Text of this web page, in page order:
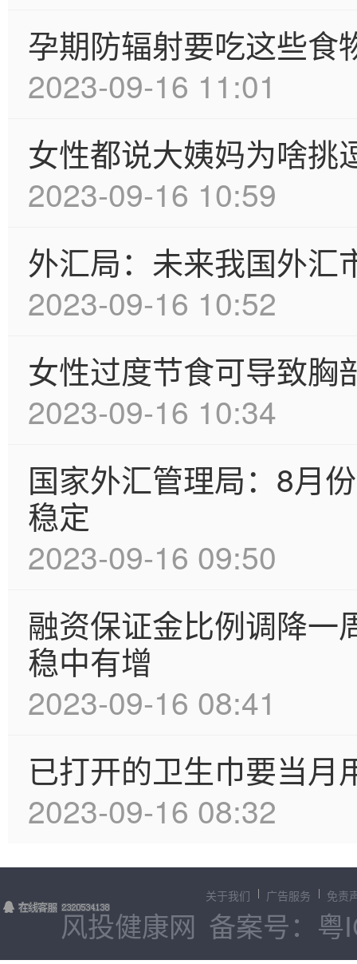
孕期防辐射要吃这些食
2023-09-16 11:01
女性都说大姨妈为啥挑
2023-09-16 10:59
外汇局：未来我国外汇
2023-09-16 10:52
女性过度节食可导致胸
2023-09-16 10:34
国家外汇管理局：8月
稳定
2023-09-16 09:50
融资保证金比例调降一
稳中有增
2023-09-16 08:41
已打开的卫生巾要当月
2023-09-16 08:32
关于我们 广告服务 免责
风投健康网 备案号：粤